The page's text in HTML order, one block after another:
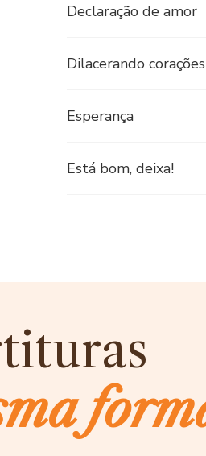
Declaração de amor
Dilacerando corações
Esperança
Está bom, deixa!